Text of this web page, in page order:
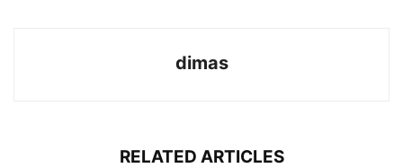
dimas
RELATED ARTICLES